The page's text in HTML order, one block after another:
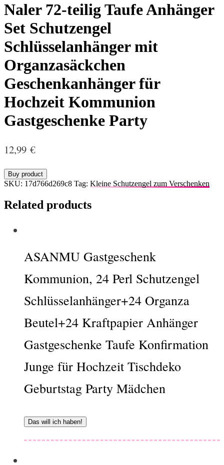
Naler 72-teilig Taufe Anhänger
Set Schutzengel
Schlüsselanhänger mit
Organzasäckchen
Geschenkanhänger für
Hochzeit Kommunion
Gastgeschenke Party
12,99 €
Buy product
SKU: 17d766d269c8 Tag: Kleine Schutzengel zum Verschenken
Related products
ASANMU Gastgeschenk
Kommunion, 24 Perl Schutzengel
Schlüsselanhänger+24 Organza
Beutel+24 Kraftpapier Anhänger
Gastgeschenke Taufe Konfirmation
Junge für Hochzeit Tischdeko
Geburtstag Party Mädchen
Das will ich haben!